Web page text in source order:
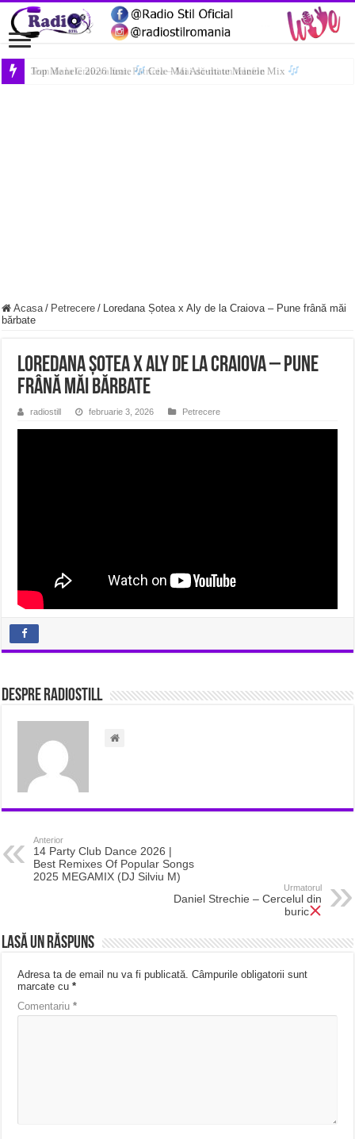
Top Manele 2026 Iunie Cele Mai Ascultate Manele Mix
Jean de la Craiova feat. Patricia – Mai dă-mi un telefon
Acasa / Petrecere /
Loredana Șotea x Aly de la Craiova – Pune frână măi
bărbate
Loredana Șotea x Aly de la Craiova – Pune
frână măi bărbate
radiostill februarie 3, 2026 Petrecere
Despre radiostill
Anterior
14 Party Club Dance 2026 |
Best Remixes Of Popular Songs
2025 MEGAMIX (DJ Silviu M)
Urmatorul
Daniel Strechie – Cercelul din
buric
Lasă un răspuns
Adresa ta de email nu va fi publicată. Câmpurile obligatorii sunt
marcate cu*
Comentariu*